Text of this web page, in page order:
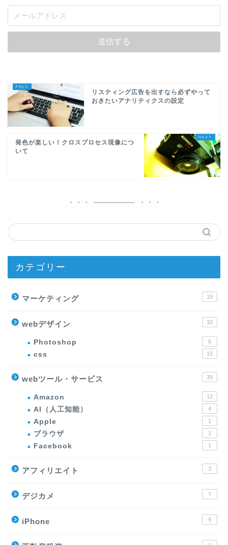
リスティング広告を出すなら必ずやって
おきたいアナリティクスの設定
発色が楽しい！クロスプロセス現像につ
いて
カテゴリー
マーケティング 19
webデザイン 32
Photoshop 6
css 15
webツール・サービス 39
Amazon 12
AI（人工知能） 4
Apple 1
ブラウザ 1
Facebook 1
アフィリエイト 3
デジカメ 7
iPhone 9